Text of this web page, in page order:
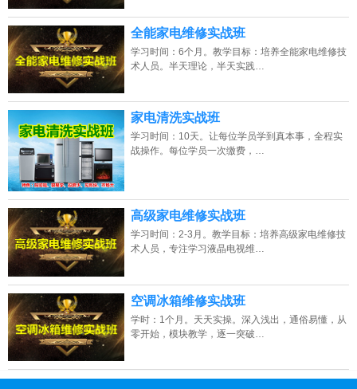
全能家电维修实战班
学习时间：6个月。教学目标：培养全能家电维修技
术人员。半天理论，半天实践…
家电清洗实战班
学习时间：10天。让每位学员学到真本事，全程实
战操作。每位学员一次缴费，…
高级家电维修实战班
学习时间：2-3月。教学目标：培养高级家电维修技
术人员，专注学习液晶电视维…
空调冰箱维修实战班
学时：1个月。天天实操。深入浅出，通俗易懂，从
零开始，模块教学，逐一突破…